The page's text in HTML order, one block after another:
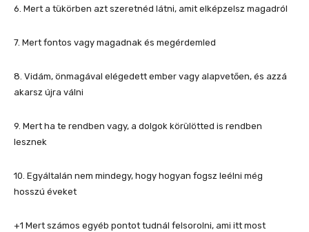
6. Mert a tükörben azt szeretnéd látni, amit elképzelsz magadról
7. Mert fontos vagy magadnak és megérdemled
8. Vidám, önmagával elégedett ember vagy alapvetően, és azzá
akarsz újra válni
9. Mert ha te rendben vagy, a dolgok körülötted is rendben
lesznek
10. Egyáltalán nem mindegy, hogy hogyan fogsz leélni még
hosszú éveket
+1 Mert számos egyéb pontot tudnál felsorolni, ami itt most